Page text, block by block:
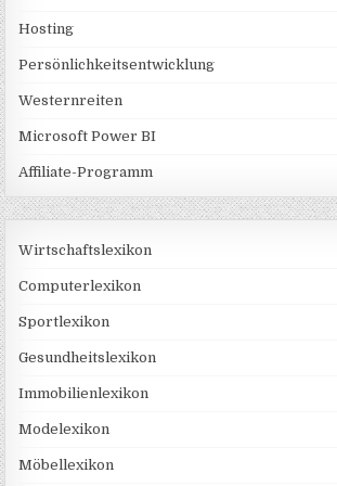
Hosting
Persönlichkeitsentwicklung
Westernreiten
Microsoft Power BI
Affiliate-Programm
Wirtschaftslexikon
Computerlexikon
Sportlexikon
Gesundheitslexikon
Immobilienlexikon
Modelexikon
Möbellexikon